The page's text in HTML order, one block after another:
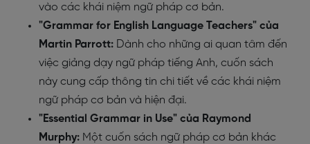
vào các khái niệm ngữ pháp cơ bản.
"Grammar for English Language Teachers" của
Martin Parrott: Dành cho những ai quan tâm đến
việc giảng dạy ngữ pháp tiếng Anh, cuốn sách
này cung cấp thông tin chi tiết về các khái niệm
ngữ pháp cơ bản và hiện đại.
"Essential Grammar in Use" của Raymond
Murphy: Một cuốn sách ngữ pháp cơ bản khác